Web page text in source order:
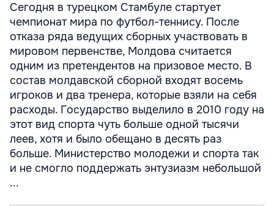
Сегодня в турецком Стамбуле стартует
чемпионат мира по футбол-теннису. После
отказа ряда ведущих сборных участвовать в
мировом первенстве, Молдова считается
одним из претендентов на призовое место. В
состав молдавской сборной входят восемь
игроков и два тренера, которые взяли на себя
расходы. Государство выделило в 2010 году на
этот вид спорта чуть больше одной тысячи
леев, хотя и было обещано в десять раз
больше. Министерство молодежи и спорта так
и не смогло поддержать энтузиазм небольшой
...